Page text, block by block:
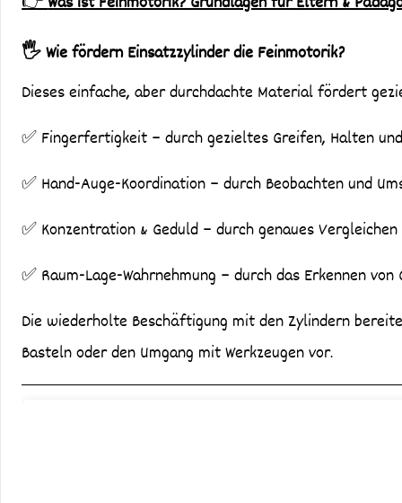
🖐️ Wie fördern Einsatzzylinder die Feinmotorik?
Dieses einfache, aber durchdachte Material fördert
✅ Fingerfertigkeit – durch gezieltes Greifen, Halten
✅ Hand-Auge-Koordination – durch Beobachten und
✅ Konzentration & Geduld – durch genaues
✅ Raum-Lage-Wahrnehmung – durch das Erkennen
Die wiederholte Beschäftigung mit den Zylindern
Basteln oder den Umgang mit Werkzeugen vor.